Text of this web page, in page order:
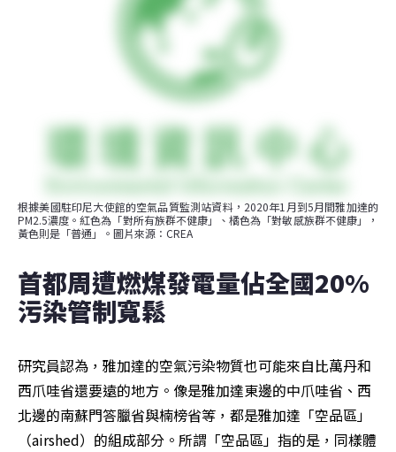
根據美國駐印尼大使館的空氣品質監測站資料，2020年1月到5月間雅加達的
PM2.5濃度。紅色為「對所有族群不健康」、橘色為「對敏感族群不健康」，
黃色則是「普通」。圖片來源：CREA
首都周遭燃煤發電量佔全國20%
污染管制寬鬆
研究員認為，雅加達的空氣污染物質也可能來自比萬丹和
西爪哇省還要遠的地方。像是雅加達東邊的中爪哇省、西
北邊的南蘇門答臘省與楠榜省等，都是雅加達「空品區」
（airshed）的組成部分。所謂「空品區」指的是，同樣體